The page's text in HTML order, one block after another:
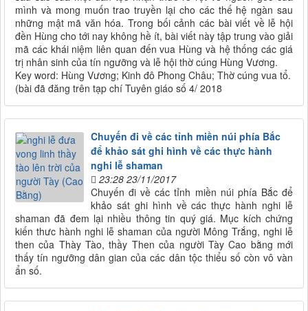
mình và mong muốn trao truyền lại cho các thế hệ ngàn sau
những mật mã văn hóa. Trong bối cảnh các bài viết về lễ hội
đền Hùng cho tới nay không hề ít, bài viết này tập trung vào giải
mã các khái niệm liên quan đến vua Hùng và hệ thống các giá
trị nhân sinh của tín ngưỡng và lễ hội thờ cúng Hùng Vương.
Key word: Hùng Vương; Kinh đô Phong Châu; Thờ cúng vua tổ.
(bài đã đăng trên tạp chí Tuyên giáo số 4/ 2018
Chuyến đi về các tỉnh miền núi phía Bắc
để khảo sát ghi hình về các thực hành
nghi lễ shaman
23:28 23/11/2017
Chuyến đi về các tỉnh miền núi phía Bắc để
khảo sát ghi hình về các thực hành nghi lễ
shaman đã đem lại nhiều thông tin quý giá. Mục kích chứng
kiến thưc hành nghi lễ shaman của người Mông Trắng, nghi lễ
then của Thày Tào, thầy Then của người Tày Cao bằng mới
thấy tín ngưỡng dân gian của các dân tộc thiểu số còn vô vàn
ẩn số.